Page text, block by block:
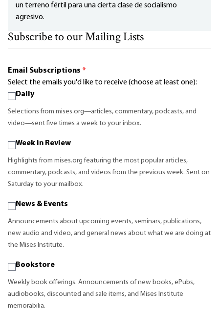
un terreno fértil para una cierta clase de socialismo
agresivo.
Subscribe to our Mailing Lists
Email Subscriptions *
Select the emails you'd like to receive (choose at least one):
Daily
Selections from mises.org—articles, commentary, podcasts, and
video—sent five times a week to your inbox.
Week in Review
Highlights from mises.org featuring the most popular articles,
commentary, podcasts, and videos from the previous week. Sent on
Saturday to your mailbox.
News & Events
Announcements about upcoming events, seminars, publications,
new audio and video, and general news about what we are doing at
the Mises Institute.
Bookstore
Weekly book offerings. Announcements of new books, ePubs,
audiobooks, discounted and sale items, and Mises Institute
memorabilia.